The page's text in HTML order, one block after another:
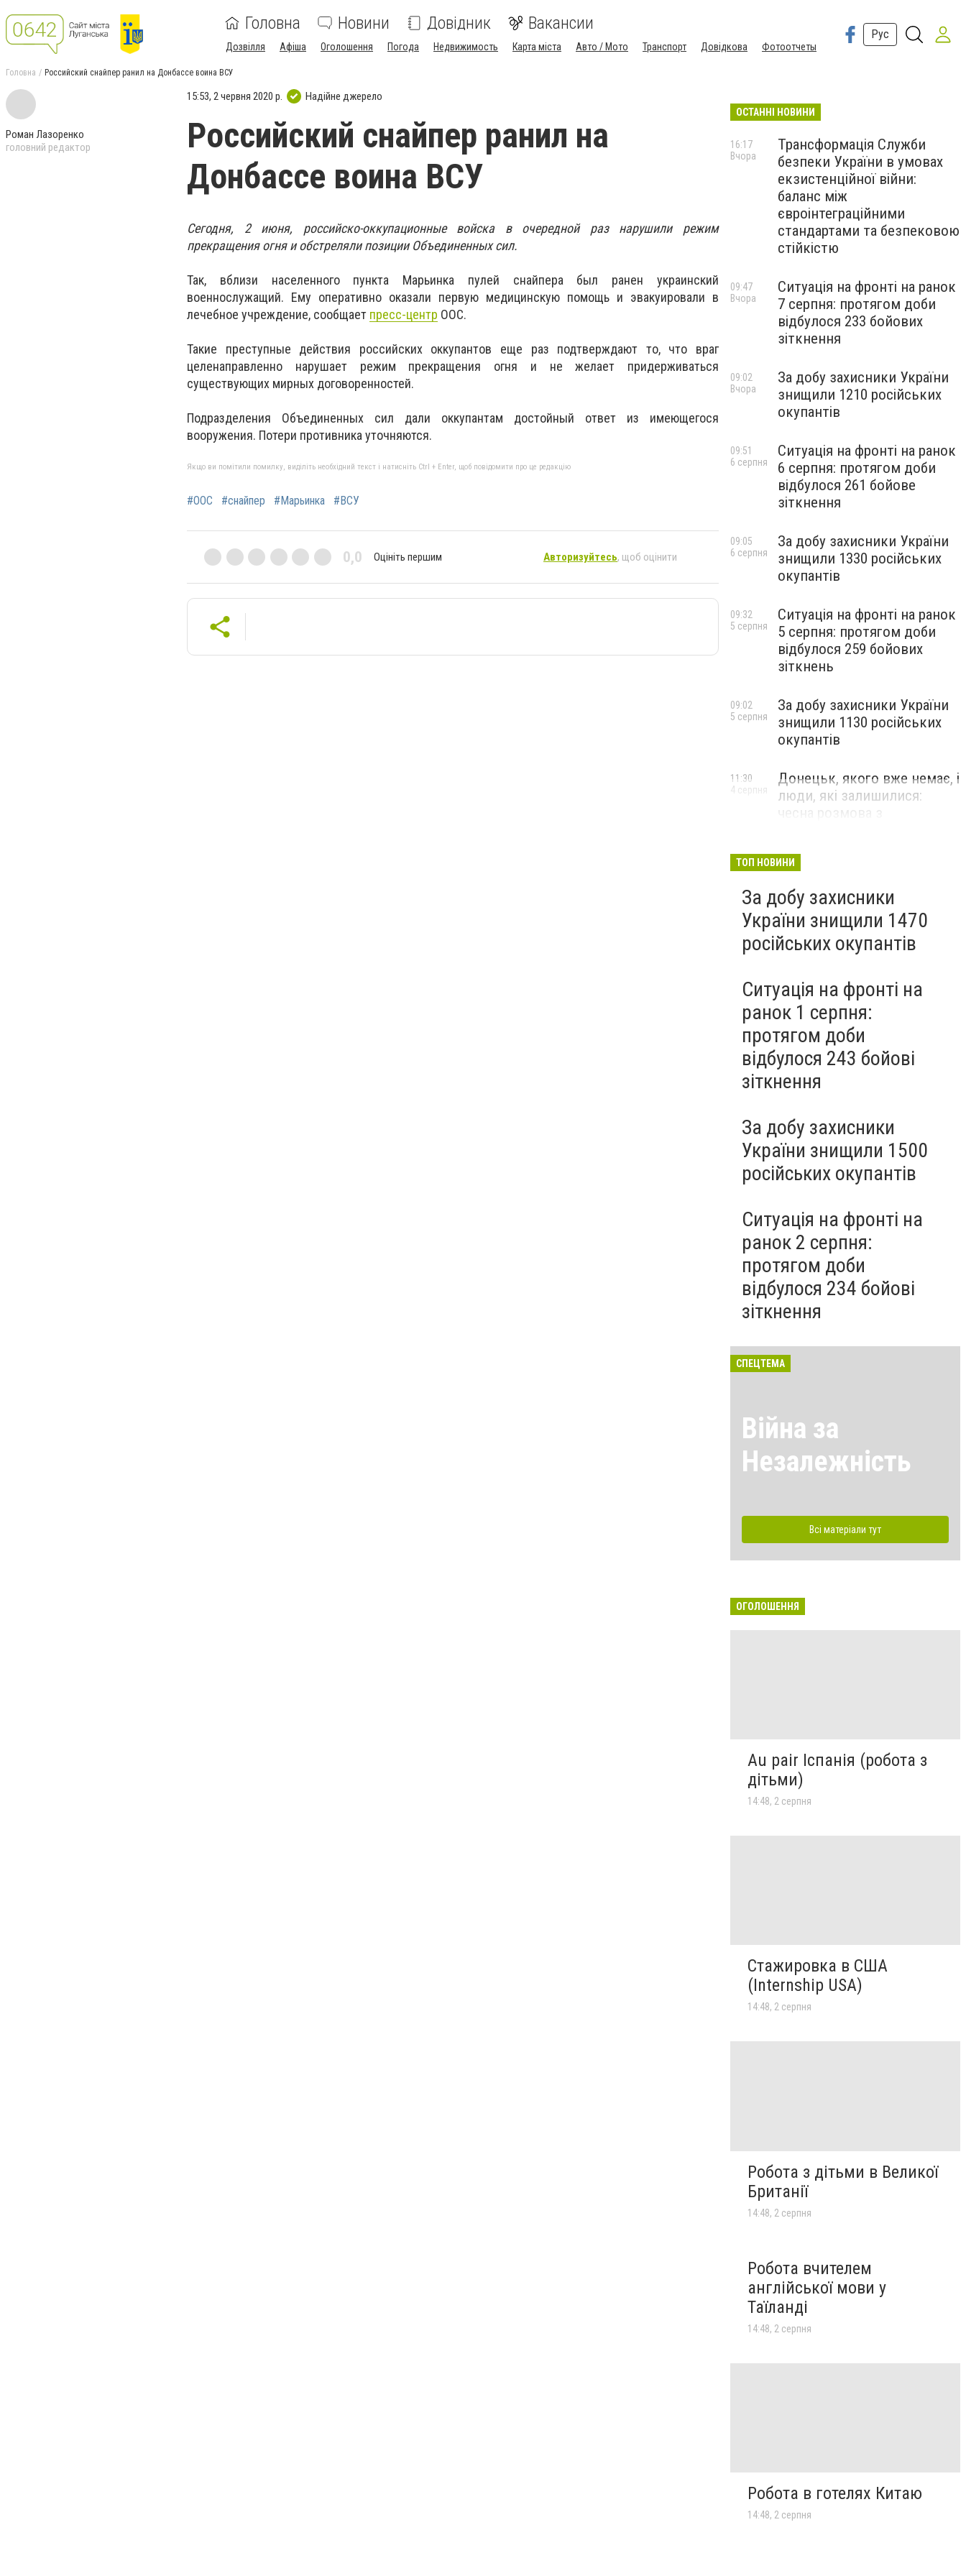
Головна Новини Довідник Вакансии
Дозвілля Афіша Оголошення Погода Недвижимость Карта міста Авто / Мото Транспорт Довідкова Фотоотчеты
Рус
Головна Российский снайпер ранил на Донбассе воина ВСУ
Роман Лазоренко
головний редактор
15:53, 2 червня 2020 р. Надійне джерело
Российский снайпер ранил на
Донбассе воина ВСУ
Сегодня, 2 июня, российско-оккупационные войска в очередной раз нарушили режим
прекращения огня и обстреляли позиции Объединенных сил.
Так, вблизи населенного пункта Марьинка пулей снайпера был ранен украинский
военнослужащий. Ему оперативно оказали первую медицинскую помощь и эвакуировали в
лечебное учреждение, сообщает пресс-центр ООС.
Такие преступные действия российских оккупантов еще раз подтверждают то, что враг
целенаправленно нарушает режим прекращения огня и не желает придерживаться
существующих мирных договоренностей.
Подразделения Объединенных сил дали оккупантам достойный ответ из имеющегося
вооружения. Потери противника уточняются.
Якщо ви помітили помилку, виділіть необхідний текст і натисніть Ctrl + Enter, щоб повідомити про це редакцію
#ООС #снайпер #Марьинка #ВСУ
0,0 Оцініть першим Авторизуйтесь, щоб оцінити
ОСТАННІ НОВИНИ
Трансформація Служби
безпеки України в умовах
екзистенційної війни:
баланс між
євроінтеграційними
стандартами та безпековою
стійкістю
16:17
Вчора
Ситуація на фронті на ранок
7 серпня: протягом доби
відбулося 233 бойових
зіткнення
09:47
Вчора
За добу захисники України
знищили 1210 російських
окупантів
09:02
Вчора
Ситуація на фронті на ранок
6 серпня: протягом доби
відбулося 261 бойове
зіткнення
09:51
6 серпня
За добу захисники України
знищили 1330 російських
окупантів
09:05
6 серпня
Ситуація на фронті на ранок
5 серпня: протягом доби
відбулося 259 бойових
зіткнень
09:32
5 серпня
За добу захисники України
знищили 1130 російських
окупантів
09:02
5 серпня
Донецьк, якого вже немає, і
люди, які залишилися:
11:30
4 серпня
ТОП НОВИНИ
За добу захисники
України знищили 1470
російських окупантів
Ситуація на фронті на
ранок 1 серпня:
протягом доби
відбулося 243 бойові
зіткнення
За добу захисники
України знищили 1500
російських окупантів
Ситуація на фронті на
ранок 2 серпня:
протягом доби
відбулося 234 бойові
зіткнення
СПЕЦТЕМА
Війна за
Незалежність
Всі матеріали тут
ОГОЛОШЕННЯ
Au pair Іспанія (робота з
дітьми)
14:48, 2 серпня
Стажировка в США
(Internship USA)
14:48, 2 серпня
Робота з дітьми в Великої
Британії
14:48, 2 серпня
Робота вчителем
англійської мови у
Таїланді
14:48, 2 серпня
Робота в готелях Китаю
14:48, 2 серпня